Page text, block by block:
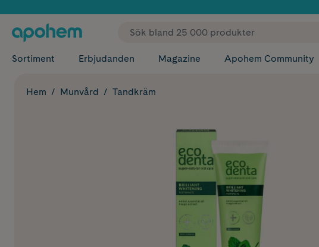
✓ Fri frakt
Sortiment Erbjudanden Magazine Apohem Community
Hem Munvård Tandkräm